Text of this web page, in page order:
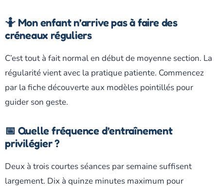
🤷 Mon enfant n’arrive pas à faire des
créneaux réguliers
C’est tout à fait normal en début de moyenne section. La
régularité vient avec la pratique patiente. Commencez
par la fiche découverte aux modèles pointillés pour
guider son geste.
📅 Quelle fréquence d’entraînement
privilégier ?
Deux à trois courtes séances par semaine suffisent
largement. Dix à quinze minutes maximum pour